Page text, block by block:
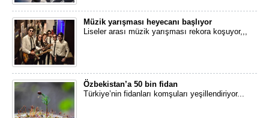
Müzik yarışması heyecanı başlıyor
Liseler arası müzik yarışması rekora koşuyor,,,
Özbekistan’a 50 bin fidan
Türkiye’nin fidanları komşuları yeşillendiriyor...